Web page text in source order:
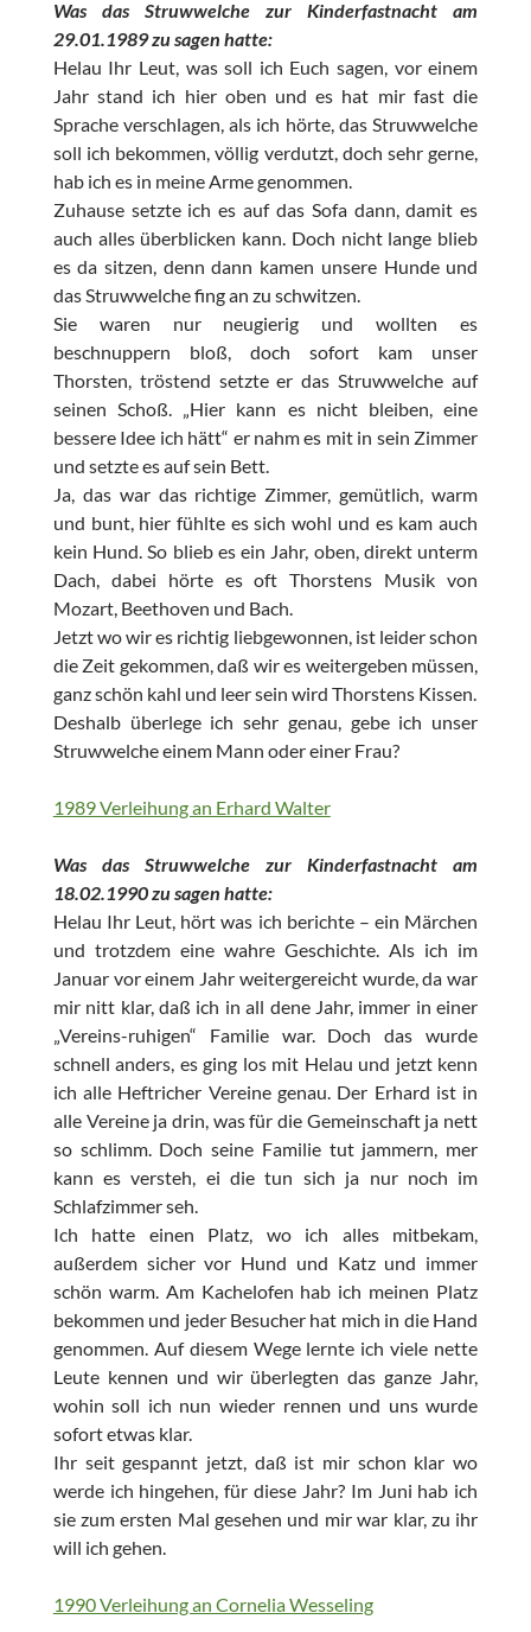
Was das Struwwelche zur Kinderfastnacht am
29.01.1989 zu sagen hatte:
Helau Ihr Leut, was soll ich Euch sagen, vor einem
Jahr stand ich hier oben und es hat mir fast die
Sprache verschlagen, als ich hörte, das Struwwelche
soll ich bekommen, völlig verdutzt, doch sehr gerne,
hab ich es in meine Arme genommen.
Zuhause setzte ich es auf das Sofa dann, damit es
auch alles überblicken kann. Doch nicht lange blieb
es da sitzen, denn dann kamen unsere Hunde und
das Struwwelche fing an zu schwitzen.
Sie waren nur neugierig und wollten es
beschnuppern bloß, doch sofort kam unser
Thorsten, tröstend setzte er das Struwwelche auf
seinen Schoß. „Hier kann es nicht bleiben, eine
bessere Idee ich hätt“ er nahm es mit in sein Zimmer
und setzte es auf sein Bett.
Ja, das war das richtige Zimmer, gemütlich, warm
und bunt, hier fühlte es sich wohl und es kam auch
kein Hund. So blieb es ein Jahr, oben, direkt unterm
Dach, dabei hörte es oft Thorstens Musik von
Mozart, Beethoven und Bach.
Jetzt wo wir es richtig liebgewonnen, ist leider schon
die Zeit gekommen, daß wir es weitergeben müssen,
ganz schön kahl und leer sein wird Thorstens Kissen.
Deshalb überlege ich sehr genau, gebe ich unser
Struwwelche einem Mann oder einer Frau?
1989 Verleihung an Erhard Walter
Was das Struwwelche zur Kinderfastnacht am
18.02.1990 zu sagen hatte:
Helau Ihr Leut, hört was ich berichte – ein Märchen
und trotzdem eine wahre Geschichte. Als ich im
Januar vor einem Jahr weitergereicht wurde, da war
mir nitt klar, daß ich in all dene Jahr, immer in einer
„Vereins-ruhigen“ Familie war. Doch das wurde
schnell anders, es ging los mit Helau und jetzt kenn
ich alle Heftricher Vereine genau. Der Erhard ist in
alle Vereine ja drin, was für die Gemeinschaft ja nett
so schlimm. Doch seine Familie tut jammern, mer
kann es versteh, ei die tun sich ja nur noch im
Schlafzimmer seh.
Ich hatte einen Platz, wo ich alles mitbekam,
außerdem sicher vor Hund und Katz und immer
schön warm. Am Kachelofen hab ich meinen Platz
bekommen und jeder Besucher hat mich in die Hand
genommen. Auf diesem Wege lernte ich viele nette
Leute kennen und wir überlegten das ganze Jahr,
wohin soll ich nun wieder rennen und uns wurde
sofort etwas klar.
Ihr seit gespannt jetzt, daß ist mir schon klar wo
werde ich hingehen, für diese Jahr? Im Juni hab ich
sie zum ersten Mal gesehen und mir war klar, zu ihr
will ich gehen.
1990 Verleihung an Cornelia Wesseling